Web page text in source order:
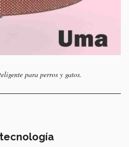
para perros y gatos.